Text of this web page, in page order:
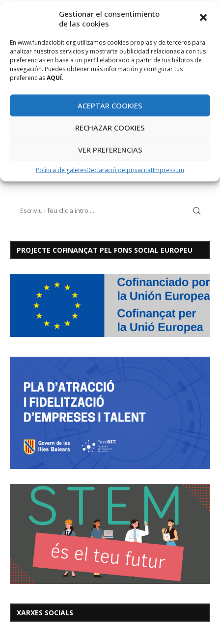
Gestionar el consentimiento
de las cookies
En www.fundaciobit.org utilizamos cookies propias y de terceros para
analizar nuestros servicios y mostrarte publicidad relacionada con tus
preferencias en base a un perfil elaborado a partir de tus hábitos de
navegación. Puedes obtener más información y configurar tus
preferenciasAQUÍ.
ACEPTAR COOKIES
RECHAZAR COOKIES
VER PREFERENCIAS
Política de galetesDeclaració de privacitatImpressum
per part d’una empresa de Balears, Sonomusic, en
PROJECTE COFINANÇAT PEL FONS SOCIAL EUROPEU
XARXES SOCIALS